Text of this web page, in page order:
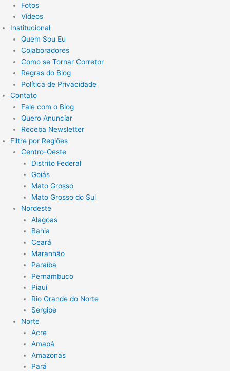
Fotos
Vídeos
Institucional
Quem Sou Eu
Colaboradores
Como se Tornar Corretor
Regras do Blog
Política de Privacidade
Contato
Fale com o Blog
Quero Anunciar
Receba Newsletter
Filtre por Regiões
Centro-Oeste
Distrito Federal
Goiás
Mato Grosso
Mato Grosso do Sul
Nordeste
Alagoas
Bahia
Ceará
Maranhão
Paraíba
Pernambuco
Piauí
Rio Grande do Norte
Sergipe
Norte
Acre
Amapá
Amazonas
Pará